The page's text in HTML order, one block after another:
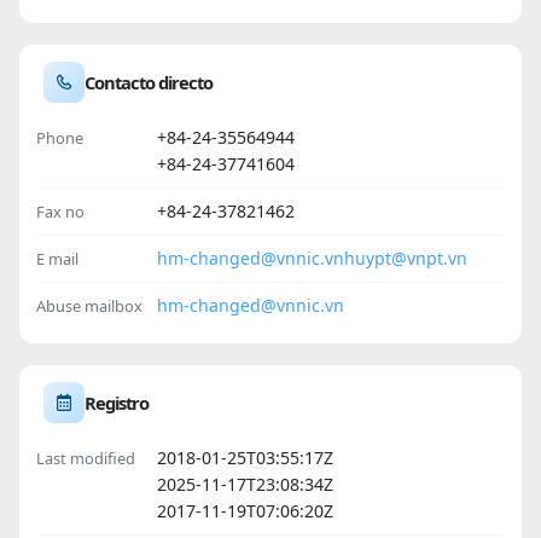
Contacto directo
Phone
+84-24-35564944
+84-24-37741604
Fax no +84-24-37821462
E mail hm-changed@vnnic.vnhuypt@vnpt.vn
Abuse mailbox hm-changed@vnnic.vn
Registro
Last modified
2018-01-25T03:55:17Z
2025-11-17T23:08:34Z
2017-11-19T07:06:20Z